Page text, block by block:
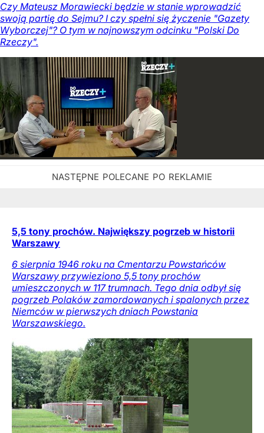
Czy Mateusz Morawiecki będzie w stanie wprowadzić
swoją partię do Sejmu? I czy spełni się życzenie "Gazety
Wyborczej"? O tym w najnowszym odcinku "Polski Do
Rzeczy".
5,5 tony prochów. Największy pogrzeb w historii
Warszawy
6 sierpnia 1946 roku na Cmentarzu Powstańców
Warszawy przywieziono 5,5 tony prochów
umieszczonych w 117 trumnach. Tego dnia odbył się
pogrzeb Polaków zamordowanych i spalonych przez
Niemców w pierwszych dniach Powstania
Warszawskiego.